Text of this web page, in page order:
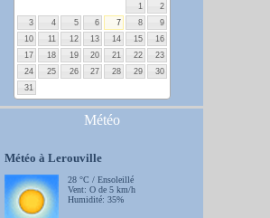
1
2
3
4 5 6 7 8
9
10
11 12 13 14 15
16
17
18 19 20 21 22
23
24
25 26 27 28 29
30
31
Météo
Météo à Lerouville
28 °C / Ensoleillé
Vent: O de 5 km/h
Humidité: 35%